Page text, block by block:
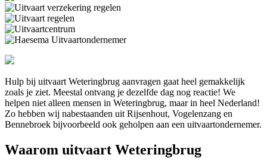
Hulp bij uitvaart Weteringbrug aanvragen gaat heel gemakkelijk
zoals je ziet. Meestal ontvang je dezelfde dag nog reactie! We
helpen niet alleen mensen in Weteringbrug, maar in heel Nederland!
Zo hebben wij nabestaanden uit Rijsenhout, Vogelenzang en
Bennebroek bijvoorbeeld ook geholpen aan een uitvaartondernemer.
Waarom uitvaart Weteringbrug